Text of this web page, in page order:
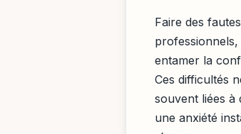
Faire des
entamer la
Ces difficultés
souvent liées à
une anxiété